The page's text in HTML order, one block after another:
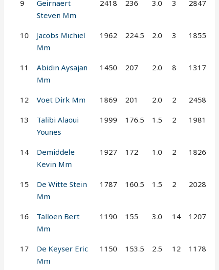
9
Geirnaert
Steven Mm
2418 236 3.0 3 2847
10
Jacobs Michiel
Mm
1962 224.5 2.0 3 1855
11
Abidin Aysajan
Mm
1450 207 2.0 8 1317
12 Voet Dirk Mm 1869 201 2.0 2 2458
13
Talibi Alaoui
Younes
1999 176.5 1.5 2 1981
14
Demiddele
Kevin Mm
1927 172 1.0 2 1826
15
De Witte Stein
Mm
1787 160.5 1.5 2 2028
16
Talloen Bert
Mm
1190 155 3.0 14 1207
17
De Keyser Eric
Mm
1150 153.5 2.5 12 1178